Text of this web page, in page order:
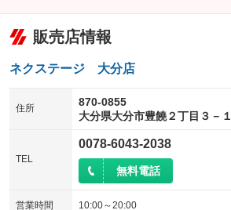
販売店情報
ネクステージ 大分店
住所
870-0855
大分県大分市豊饒２丁目３－１
TEL
0078-6043-2038
無料電話
営業時間 10:00～20:00